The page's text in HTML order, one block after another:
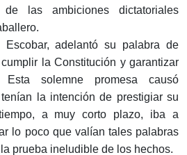
las ambiciones dic­tatoriales
Escobar, adelantó su palabra de
la Constitución y garantizar
Esta solemne promesa causó
la intención de pres­tigiar su
a muy corto plazo, iba a
lo poco que valían tales palabras
prueba ineludible de los hechos.